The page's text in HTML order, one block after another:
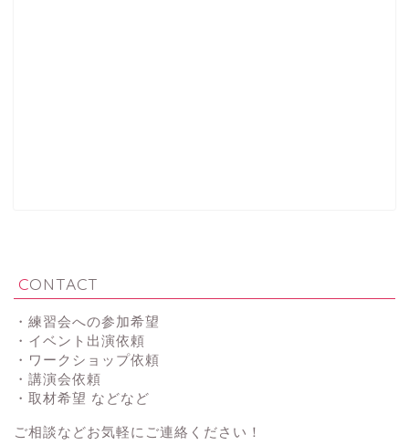
CONTACT
・練習会への参加希望
・イベント出演依頼
・ワークショップ依頼
・講演会依頼
・取材希望 などなど
ご相談などお気軽にご連絡ください！